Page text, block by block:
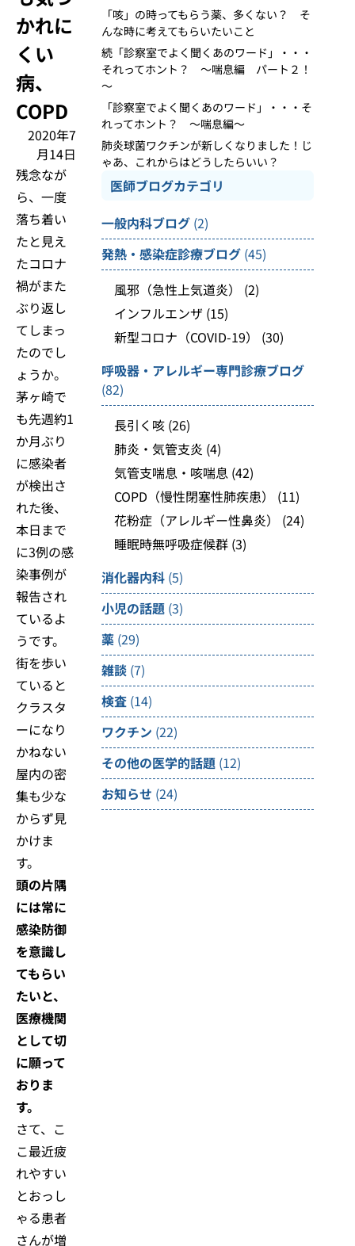
かれに
くい
病、
COPD
2020年7
月14日
残念なが
ら、一度
落ち着い
たと見え
たコロナ
禍がまた
ぶり返し
てしまっ
たのでし
ょうか。
茅ヶ崎で
も先週約1
か月ぶり
に感染者
が検出さ
れた後、
本日まで
に3例の感
染事例が
報告され
ているよ
うです。
街を歩い
ていると
クラスタ
ーになり
かねない
屋内の密
集も少な
からず見
かけま
す。
頭の片隅
には常に
感染防御
を意識し
てもらい
たいと、
医療機関
として切
に願って
おりま
す。
さて、こ
こ最近疲
れやすい
とおっし
ゃる患者
さんが増
「咳」の時ってもらう薬、多くない？ そ
んな時に考えてもらいたいこと
続「診察室でよく聞くあのワード」・・・
それってホント？ ～喘息編 パート２！
～
「診察室でよく聞くあのワード」・・・そ
れってホント？ ～喘息編～
肺炎球菌ワクチンが新しくなりました！じ
ゃあ、これからはどうしたらいい？
医師ブログカテゴリ
一般内科ブログ (2)
発熱・感染症診療ブログ (45)
風邪（急性上気道炎）
(2)
インフルエンザ (15)
新型コロナ（COVID-19）
(30)
呼吸器・アレルギー専門診療ブログ
(82)
長引く咳 (26)
肺炎・気管支炎 (4)
気管支喘息・咳喘息 (42)
COPD（慢性閉塞性肺疾患）
(11)
花粉症（アレルギー性鼻炎）
(24)
睡眠時無呼吸症候群 (3)
消化器内科 (5)
小児の話題 (3)
薬 (29)
雑談 (7)
検査 (14)
ワクチン (22)
その他の医学的話題 (12)
お知らせ (24)